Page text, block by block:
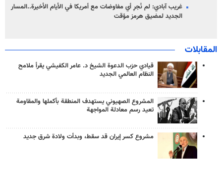
غريب آبادي: لم نُجرِ أي مفاوضات مع أمريكا في الأيام الأخيرة..المسار
الجديد لمضيق هرمز مؤقت
المقابلات
قيادي حزب الدعوة الشيخ د. عامر الكفيشي يقرأ ملامح
النظام العالمي الجديد
المشروع الصهيوني يستهدف المنطقة بأكملها والمقاومة
تعيد رسم معادلة المواجهة
مشروع كسر إيران قد سقط، وبدأت ولادة شرق جديد